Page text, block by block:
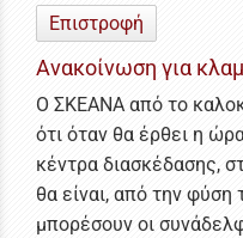
Επιστροφή
Ανακοίνωση για
Ο ΣΚΕΑΝΑ από το
ότι όταν θα έρθει η
κέντρα διασκέδασης,
θα είναι, από την
μπορέσουν οι